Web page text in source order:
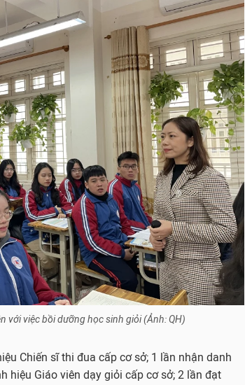
với việc bồi dưỡng học sinh giỏi (Ảnh: QH)
Chiến sĩ thi đua cấp cơ sở; 1 lần nhận danh
hiệu Giáo viên dạy giỏi cấp cơ sở; 2 lần đạt